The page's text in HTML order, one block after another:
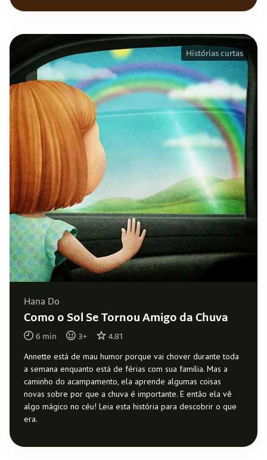
Hana Do
Como o Sol Se Tornou Amigo da Chuva
6 min 3+ 4.81
Annette está de mau humor porque vai chover durante toda
a semana enquanto está de férias com sua família. Mas a
caminho do acampamento, ela aprende algumas coisas
novas sobre por que a chuva é importante. E então ela vê
algo mágico no céu! Leia esta história para descobrir o que
era.
Histórias curtas